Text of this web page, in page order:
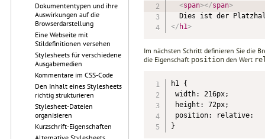
Dokumententypen und ihre
Auswirkungen auf die
Browserdarstellung
Eine Webseite mit
Stildefinitionen versehen
Stylesheets für verschiedene
Ausgabemedien
Kommentare im CSS-Code
Den Inhalt eines Stylesheets
richtig strukturieren
Stylesheet-Dateien
organisieren
Kurzschrift-Eigenschaften
<span></span>
</ h1>
Im nächsten Schritt definieren Sie die
die Eigenschaft position den Wert
h1 {
width: 216px;
height: 72px;
position: relative:
}